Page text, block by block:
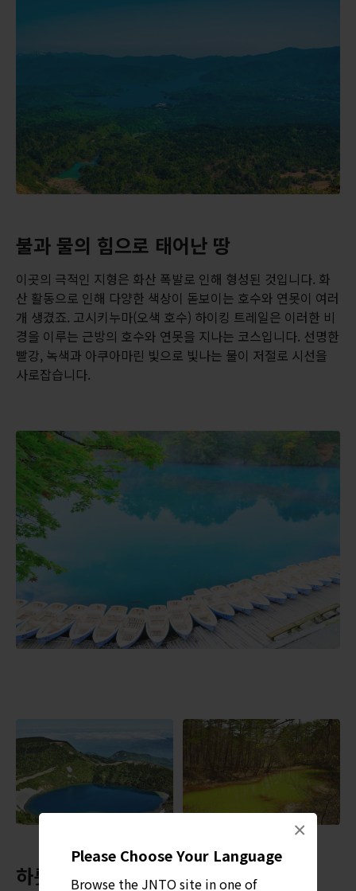
Please Choose Your Language
Browse the JNTO site in one of
×
불과 물의 힘으로 태어난 땅
이곳의 극적인 지형은 화산 폭발로 인해 형성된 것입니다. 화
산 활동으로 인해 다양한 색상이 돋보이는 호수와 연못이 여러
개 생겼죠. 고시키누마(오색 호수) 하이킹 트레일은 이러한 비
경을 이루는 근방의 호수와 연못을 지나는 코스입니다. 선명한
빨강, 녹색과 아쿠아마린 빛으로 빛나는 물이 저절로 시선을
사로잡습니다.
하룻밤 묵어가세요